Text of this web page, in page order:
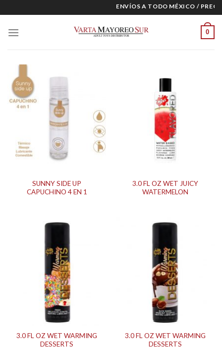
to
content
ENVÍOS A TODO MÉXICO /
0
SUNNY SIDE UP
CAPUCHINO 4 EN 1
3.0 FL OZ WET JUICY
WATERMELON
3.0 FL OZ WET WARMING
DESSERTS
3.0 FL OZ WET WARMING
DESSERTS